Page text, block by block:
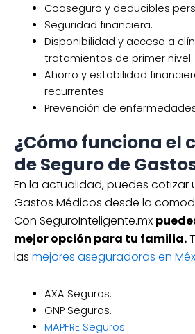
Coaseguro y deducibles
Seguridad financiera.
Disponibilidad y acceso a
tratamientos de primer nivel.
Ahorro y estabilidad
recurrentes.
Prevención de
¿Cómo funciona el
de Seguro de
En la actualidad, puedes cotizar
Gastos Médicos desde la
Con SeguroInteligente.mx
mejor opción para tu familia.
las mejores aseguradoras en
AXA Seguros.
GNP Seguros.
MAPFRE Seguros.